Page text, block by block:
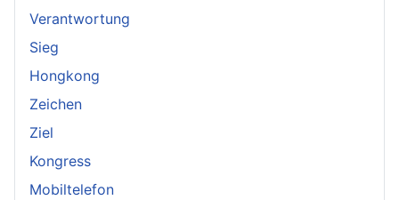
Verantwortung
Sieg
Hongkong
Zeichen
Ziel
Kongress
Mobiltelefon